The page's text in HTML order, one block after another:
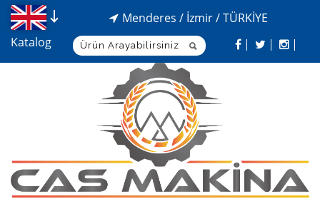
Menderes / İzmir / TÜRKİYE
Katalog